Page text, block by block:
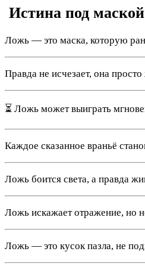
Истина под
Ложь — это маска, которую
Правда не исчезает, она
⏳ Ложь может выиграть
Каждое сказанное враньё
Ложь боится света, а правда
Ложь искажает отражение, но
Ложь — это кусок пазла, не